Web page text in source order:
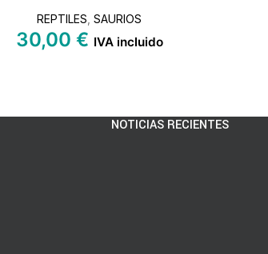
REPTILES ,SAURIOS
30,00 € IVA incluido
NOTICIAS RECIENTES